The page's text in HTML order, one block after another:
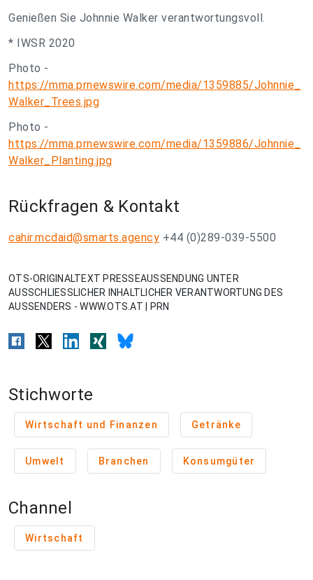
Genießen Sie Johnnie Walker verantwortungsvoll.
* IWSR 2020
Photo -
https://mma.prnewswire.com/media/1359885/Johnnie_
Walker_Trees.jpg
Photo -
https://mma.prnewswire.com/media/1359886/Johnnie_
Walker_Planting.jpg
Rückfragen & Kontakt
cahir.mcdaid@smarts.agency +44 (0)289-039-5500
OTS-ORIGINALTEXT PRESSEAUSSENDUNG UNTER
AUSSCHLIESSLICHER INHALTLICHER VERANTWORTUNG DES
AUSSENDERS - WWW.OTS.AT | PRN
Stichworte
Wirtschaft und Finanzen Getränke
Umwelt Branchen Konsumgüter
Channel
Wirtschaft